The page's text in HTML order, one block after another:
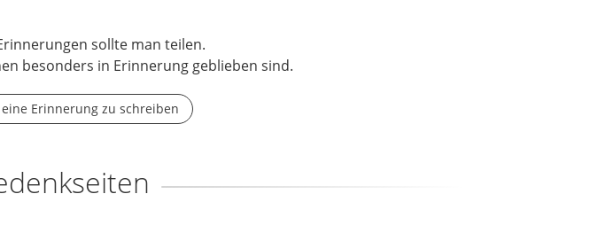
sollte man teilen.
besonders in Erinnerung geblieben sind.
Erinnerung zu schreiben